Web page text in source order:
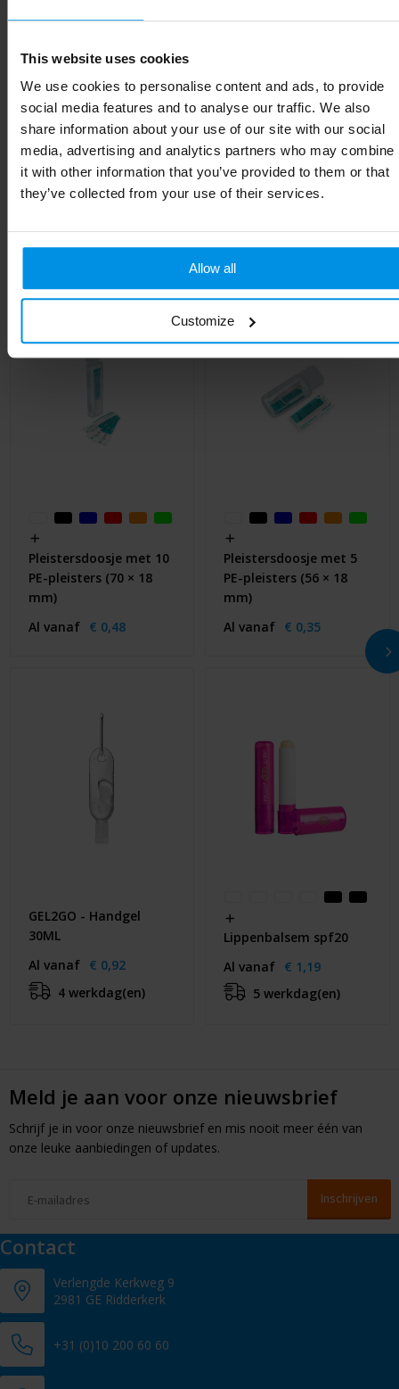
This website uses cookies
We use cookies to personalise content and ads, to provide
social media features and to analyse our traffic. We also
share information about your use of our site with our social
media, advertising and analytics partners who may combine
it with other information that you’ve provided to them or that
they’ve collected from your use of their services.
Allow all
Customize
Breedte 2.8 cm
Lengte 14.9 cm
Gerelateerde producten
Pleistersdoosje met 10
PE-pleisters (70 × 18
mm)
Al vanaf € 0,48
Pleistersdoosje met 5
PE-pleisters (56 × 18
mm)
Al vanaf € 0,35
GEL2GO - Handgel
30ML
Al vanaf € 0,92
4 werkdag(en)
Lippenbalsem spf20
Al vanaf € 1,19
5 werkdag(en)
Meld je aan voor onze nieuwsbrief
Schrijf je in voor onze nieuwsbrief en mis nooit meer één van
onze leuke aanbiedingen of updates.
Contact
Verlengde Kerkweg 9
2981 GE Ridderkerk
+31 (0)10 200 60 60